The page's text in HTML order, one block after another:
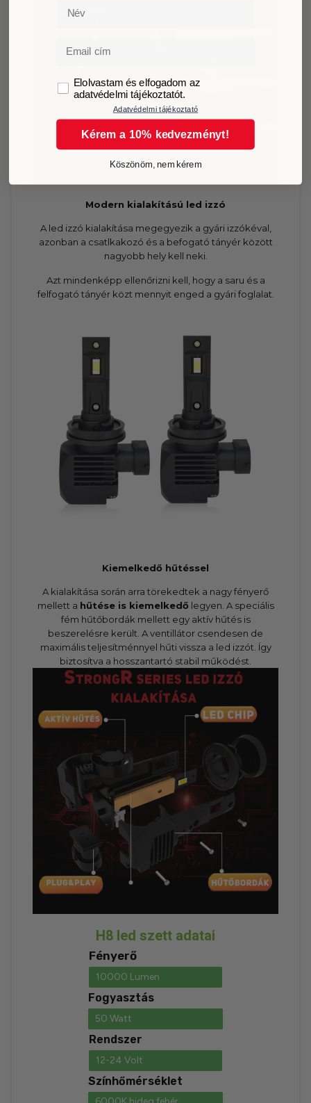
Modern kialakítású led izzó
A led izzó kialakítása megegyezik a gyári izzókéval,
azonban a csatlkakozó és a befogató tányér között
nagyobb hely kell neki.
Azt mindenképp ellenőrizni kell, hogy a saru és a
felfogató tányér közt mennyit enged a gyári foglalat.
Kiemelkedő hűtéssel
A kialakítása során arra törekedtek a nagy fényerő
mellett a hűtése is kiemelkedő legyen. A speciális
fém hűtőbordák mellett egy aktív hűtés is
beszerelésre került. A ventillátor csendesen de
maximális teljesítménnyel hűti vissza a led izzót. Így
biztosítva a hosszantartó stabil működést.
H8 led szett adatai
Fényerő
10000 Lumen
Fogyasztás
50 Watt
Rendszer
12-24 Volt
Színhőmérséklet
Név
Email
GDPRElolvastam és elfogadom az
adatvédelmi tájékoztatót.
Adatvédelmi tájékoztató
Kérem a 10% kedvezményt!
Köszönöm, nem kérem